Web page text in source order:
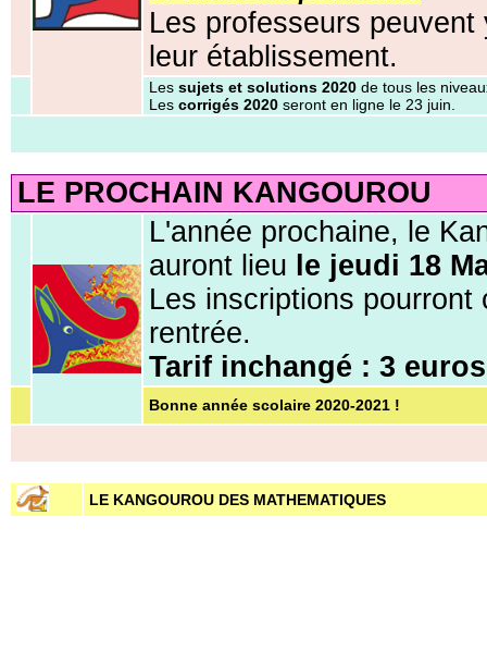
Les professeurs
leur établissement.
Les sujets et solutions 2020 de tous les
Les corrigés 2020 seront en ligne le 23 juin.
LE PROCHAIN KANGOUROU
L'année prochaine, le
auront lieu le jeudi 18
Les inscriptions pourront
rentrée.
Tarif inchangé : 3
Bonne année scolaire 2020-2021 !
LE KANGOUROU DES MATHEMATIQUES